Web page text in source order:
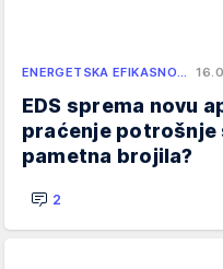
ENERGETSKA EFIKASNO…
EDS sprema novu
praćenje potrošnje
pametna brojila?
2